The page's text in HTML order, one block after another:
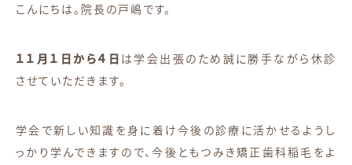
こんにちは。院長の戸嶋です。
１１月１日から４日 は学会出張のため誠に勝手ながら休診
させていただきます。
学会で新しい知識を身に着け今後の診療に活かせるようし
っかり学んできますので、今後ともつみき矯正歯科稲毛をよ